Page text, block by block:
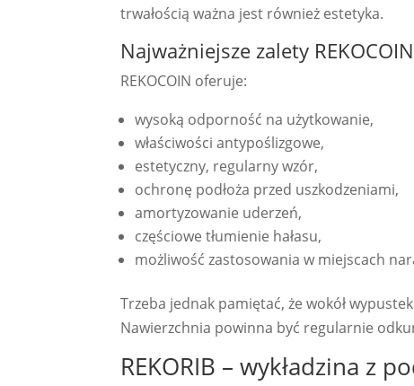
trwałością ważna jest również estetyka.
Najważniejsze zalety REKOCOIN
REKOCOIN oferuje:
wysoką odporność na użytkowanie,
właściwości antypoślizgowe,
estetyczny, regularny wzór,
ochronę podłoża przed uszkodzeniami,
amortyzowanie uderzeń,
częściowe tłumienie hałasu,
możliwość zastosowania w miejscach
Trzeba jednak pamiętać, że wokół
Nawierzchnia powinna być regularnie
REKORIB – wykładzina z